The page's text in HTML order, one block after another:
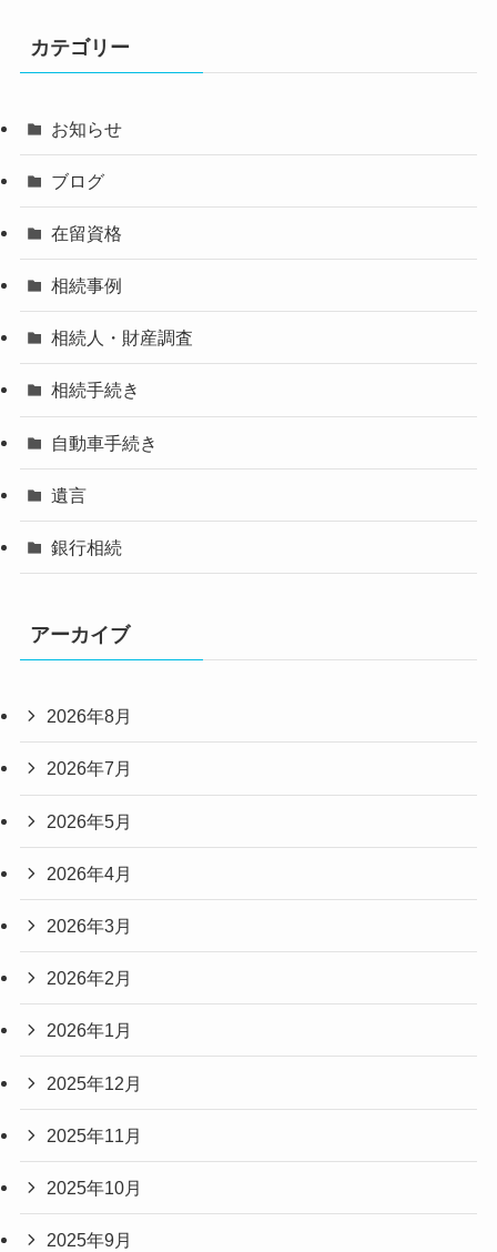
カテゴリー
お知らせ
ブログ
在留資格
相続事例
相続人・財産調査
相続手続き
自動車手続き
遺言
銀行相続
アーカイブ
2026年8月
2026年7月
2026年5月
2026年4月
2026年3月
2026年2月
2026年1月
2025年12月
2025年11月
2025年10月
2025年9月